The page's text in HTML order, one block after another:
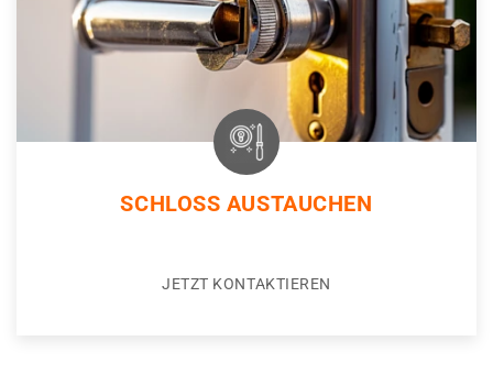
SCHLOSS AUSTAUCHEN
JETZT KONTAKTIEREN